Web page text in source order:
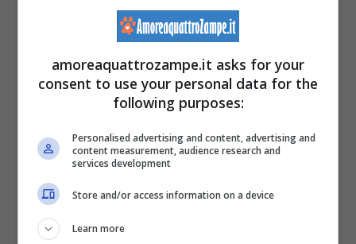
Iscriviti al nostro nuovissimo
canale WHATSAPPe ricevi
ogni giorno storie e video
inediti solo per te
Quando lo prende, bisogna incoraggiarlo a
rotolaretenendolo in bocca. Ovviamente,
amoreaquattrozampe.it asks for your
consent to use your personal data for the
following purposes:
Personalised advertising and content, advertising and
content measurement, audience research and
services development
Store and/or access information on a device
Learn more